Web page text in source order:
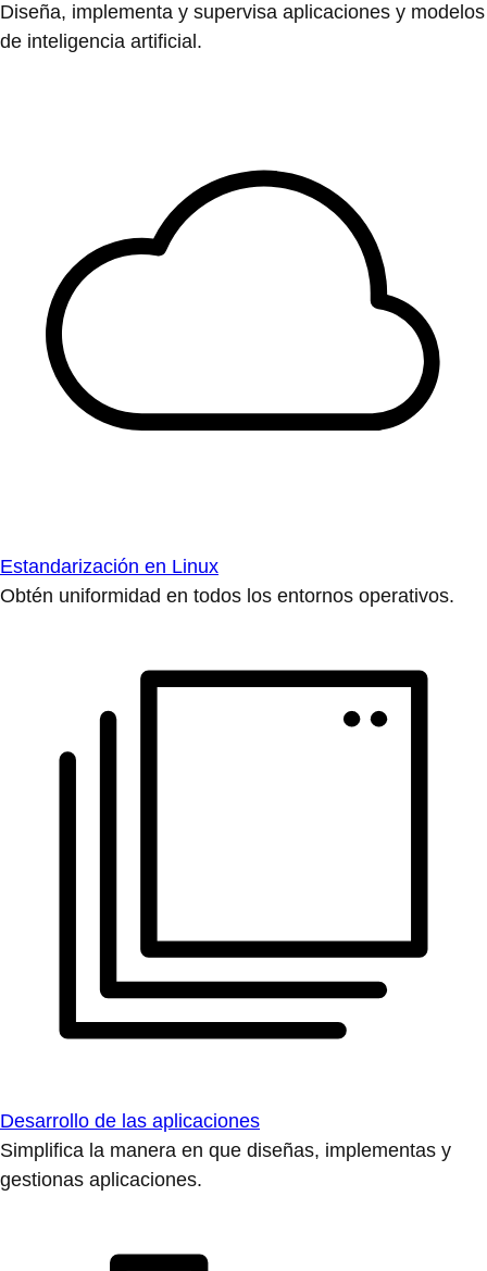
Diseña, implementa y supervisa aplicaciones y modelos
de inteligencia artificial.
Estandarización en Linux
Obtén uniformidad en todos los entornos operativos.
Desarrollo de las aplicaciones
Simplifica la manera en que diseñas, implementas y
gestionas aplicaciones.